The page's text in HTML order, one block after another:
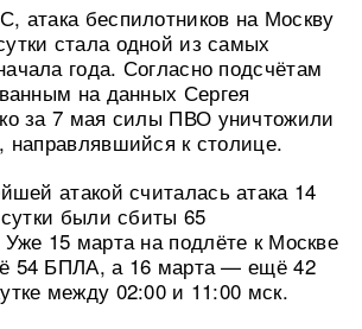
атака беспилотников на Москву
стала одной из самых
года. Согласно подсчётам
на данных Сергея
за 7 мая силы ПВО уничтожили
направлявшийся к столице.
атакой считалась атака 14
были сбиты 65
15 марта на подлёте к Москве
54 БПЛА, а 16 марта — ещё 42
между 02:00 и 11:00 мск.